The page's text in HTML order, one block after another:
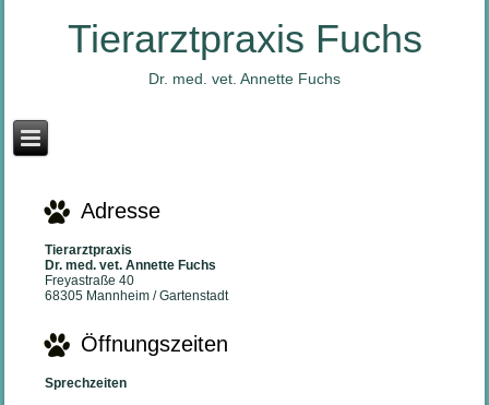
Tierarztpraxis Fuchs
Dr. med. vet. Annette Fuchs
Adresse
Tierarztpraxis
Dr. med. vet. Annette Fuchs
Freyastraße 40
68305 Mannheim / Gartenstadt
Öffnungszeiten
Sprechzeiten